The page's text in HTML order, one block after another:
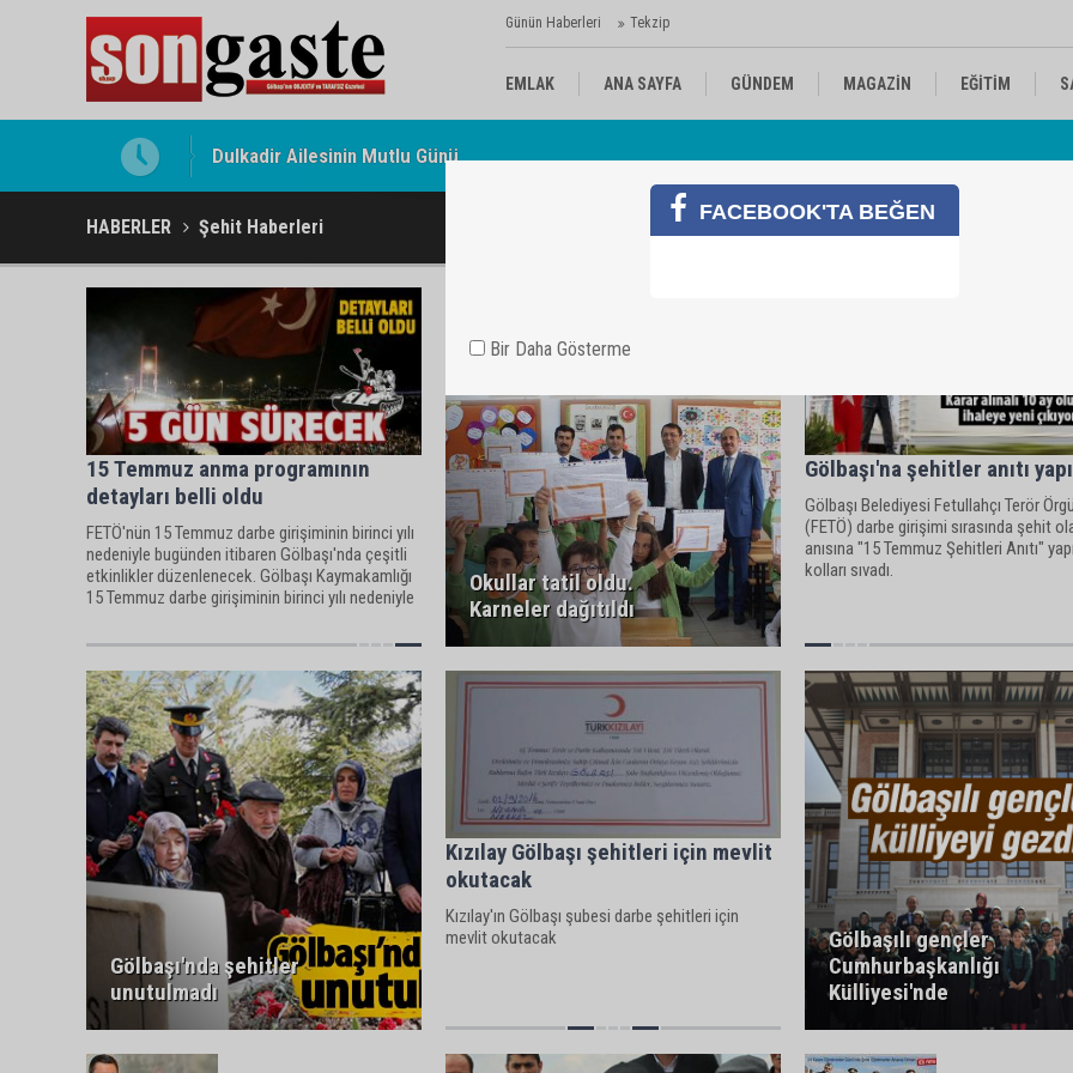
Günün Haberleri Tekzip
EMLAK ANA SAYFA GÜNDEM MAGAZİN EĞİTİM
Dulkadir Ailesinin Mutlu Günü
Gölbaşı Esnafının Sesi Ankara Kalkınma Ajansı'nda
HABERLER Şehit Haberleri
15 Temmuz anma programının
detayları belli oldu
FETÖ'nün 15 Temmuz darbe girişiminin birinci yılı
nedeniyle bugünden itibaren Gölbaşı'nda çeşitli
etkinlikler düzenlenecek. Gölbaşı Kaymakamlığı
15 Temmuz darbe girişiminin birinci yılı nedeniyle
Okullar tatil oldu.
Karneler dağıtıldı
Gölbaşı'na şehitler anıtı
Gölbaşı Belediyesi Fetullahçı Terör
(FETÖ) darbe girişimi sırasında şehit
anısına "15 Temmuz Şehitleri Anıtı"
kolları sıvadı.
Gölbaşı'nda şehitler
unutulmadı
Kızılay Gölbaşı şehitleri için mevlit
okutacak
Kızılay'ın Gölbaşı şubesi darbe şehitleri için
mevlit okutacak
Gölbaşılı gençler
Cumhurbaşkanlığı
Külliyesi'nde
FACEBOOK'TA BEĞEN
Bir Daha Gösterme